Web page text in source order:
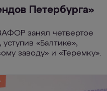
Петербурга»
занял четвертое
«Балтике»,
заводу» и «Теремку».